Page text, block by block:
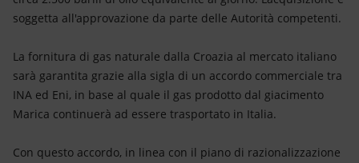
soggetta all'approvazione da parte delle Autorità competenti.
La fornitura di gas naturale dalla Croazia al mercato italiano
sarà garantita grazie alla sigla di un accordo commerciale tra
INA ed Eni, in base al quale il gas prodotto dal giacimento
Marica continuerà ad essere trasportato in Italia.
Con questo accordo, in linea con il piano di razionalizzazione